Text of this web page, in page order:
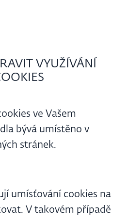
VYUŽÍVÁNÍ
ve Vašem
bývá umístěno v
stránek.
umísťování cookies na
V takovém případě